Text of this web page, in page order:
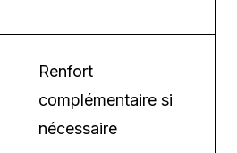
Renfort
complémentaire si
nécessaire